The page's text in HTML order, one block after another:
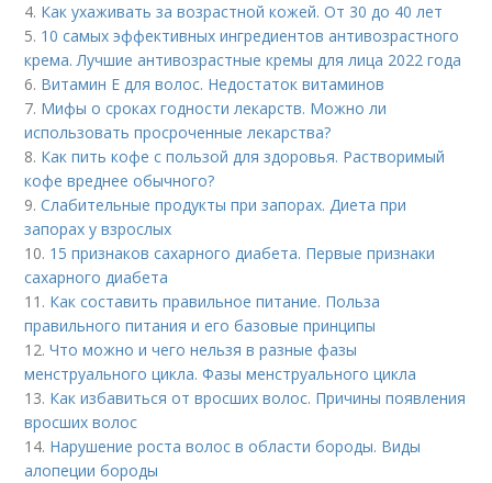
4. Как ухаживать за возрастной кожей. От 30 до 40 лет
5. 10 самых эффективных ингредиентов антивозрастного
крема. Лучшие антивозрастные кремы для лица 2022 года
6. Витамин Е для волос. Недостаток витаминов
7. Мифы о сроках годности лекарств. Можно ли
использовать просроченные лекарства?
8. Как пить кофе с пользой для здоровья. Растворимый
кофе вреднее обычного?
9.Слабительные продукты при запорах. Диета при
запорах у взрослых
10. 15 признаков сахарного диабета. Первые признаки
сахарного диабета
11. Как составить правильное питание. Польза
правильного питания и его базовые принципы
12.Что можно и чего нельзя в разные фазы
менструального цикла. Фазы менструального цикла
13. Как избавиться от вросших волос. Причины появления
вросших волос
14. Нарушение роста волос в области бороды. Виды
алопеции бороды